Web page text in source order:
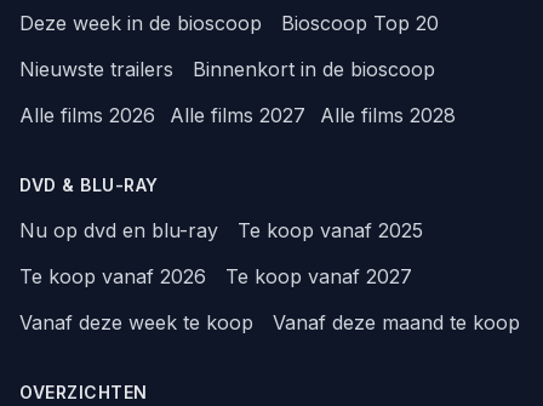
Deze week in de bioscoop
Bioscoop Top 20
Nieuwste trailers
Binnenkort in de bioscoop
Alle films 2026
Alle films 2027 Alle films 2028
DVD & BLU-RAY
Nu op dvd en blu-ray
Te koop vanaf 2025
Te koop vanaf 2026
Te koop vanaf 2027
Vanaf deze week te koop
Vanaf deze maand te koop
OVERZICHTEN